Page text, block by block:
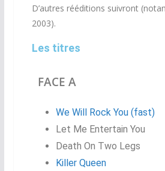
D’autres rééditions suivront
2003).
Les titres
FACE A
We Will Rock You (fast)
Let Me Entertain You
Death On Two Legs
Killer Queen